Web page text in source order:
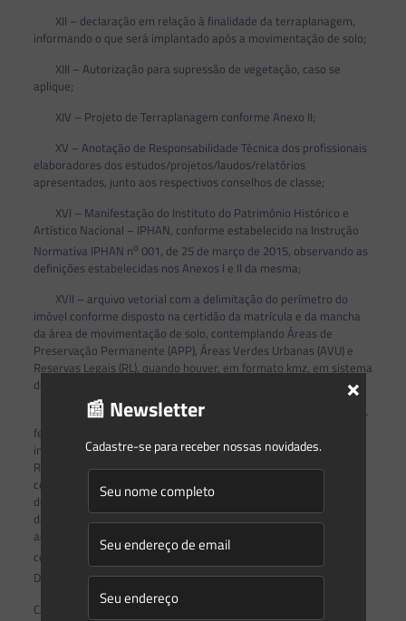
XII – declaração em relação à finalidade da terraplanagem,
informando o que será implantado após a movimentação de solo;
XIII – Autorização para supressão de vegetação, caso se
aplique;
XIV – Projeto de Terraplanagem conforme Anexo II;
XV – Anotação de Responsabilidade Técnica dos profissionais
elaboradores dos estudos/projetos/laudos/relatórios
apresentados, junto aos respectivos conselhos de classe;
XVI – Manifestação do Instituto do Patrimônio Histórico e
Artístico Nacional – IPHAN, conforme estabelecido na Instrução
Normativa IPHAN no 001, de 25 de março de 2015, observando as
definições estabelecidas nos Anexos I e II da mesma;
XVII – arquivo vetorial com a delimitação do perímetro do
imóvel conforme disposto na certidão da matrícula e da mancha
da área de movimentação de solo, contemplando Áreas de
Preservação Permanente (APP), Áreas Verdes Urbanas (AVU) e
Reservas Legais (RL), quando houver, em formato kmz, em sistema
de referência geodésico SIRGAS2000 em projeção UTM.
Parágrafo único. A comprovação de dominialidade poderá ser
feita por documento que ateste a propriedade ou posse
incontestada em nome do requerente, tais como matrícula do
Registro do Imóvel, transcrição imobiliária, escritura pública de
cessão de direitos possessórios, declaração dos confrontantes,
documento hábil expedido pelo poder público em caso de terras
devolutas ou patrimoniais públicas, recibo que comprova a
aquisição de posse, contrato de locação do imóvel, dentre outros,
conforme Decreto Estadual n
o
Decreto Estadual no9.514 de 11 de abril de 2025.
CAPÍTULO VI
📰 Newsletter
Cadastre-se para receber nossas novidades.
×